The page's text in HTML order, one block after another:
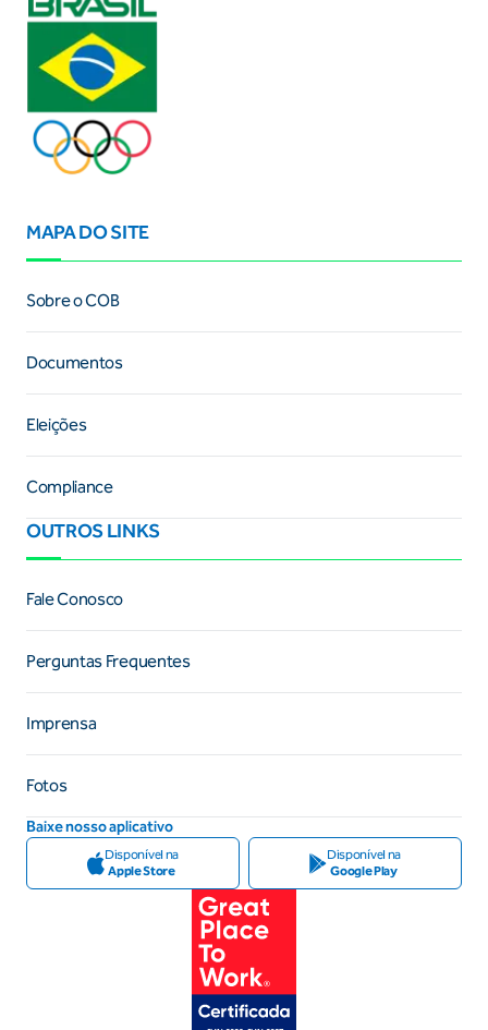
MAPA DO SITE
Sobre o COB
Documentos
Eleições
Compliance
OUTROS LINKS
Fale Conosco
Perguntas Frequentes
Imprensa
Fotos
Baixe nosso aplicativo
Disponível na
Apple Store
Disponível na
Google Play